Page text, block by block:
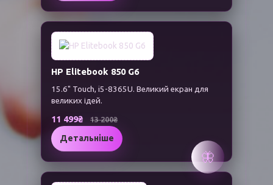
🦋
HP Elitebook 850 G6
15.6" Touch, i5-8365U. Великий екран для
великих ідей.
11 499₴ 13 200₴
Детальніше